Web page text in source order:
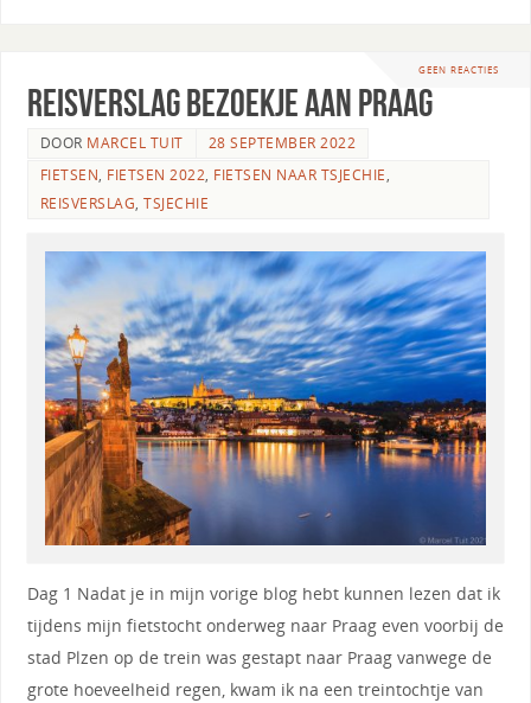
GEEN REACTIES
Reisverslag bezoekje aan Praag
DOOR MARCEL TUIT
28 SEPTEMBER 2022
FIETSEN, FIETSEN 2022, FIETSEN NAAR TSJECHIE,
REISVERSLAG,TSJECHIE
Dag 1 Nadat je in mijn vorige blog hebt kunnen lezen dat ik
tijdens mijn fietstocht onderweg naar Praag even voorbij de
stad Plzen op de trein was gestapt naar Praag vanwege de
grote hoeveelheid regen, kwam ik na een treintochtje van